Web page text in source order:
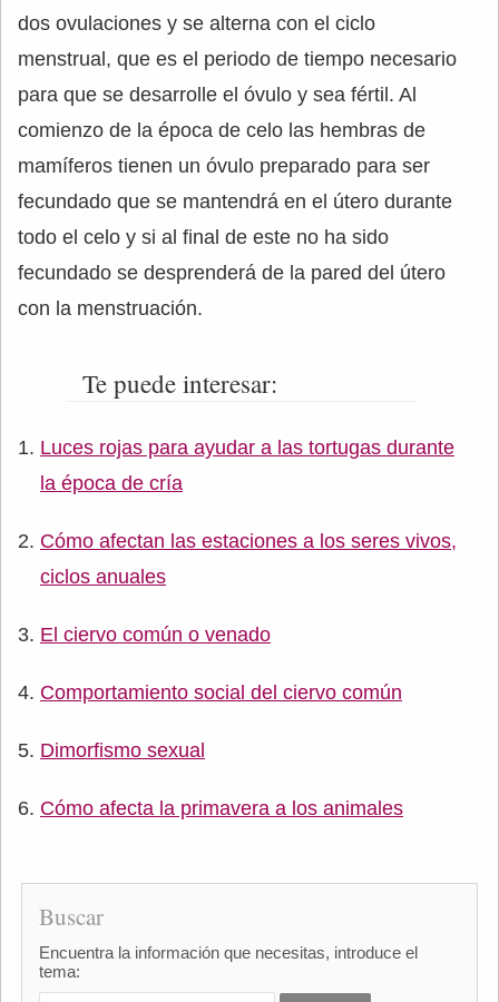
dos ovulaciones y se alterna con el ciclo
menstrual, que es el periodo de tiempo necesario
para que se desarrolle el óvulo y sea fértil. Al
comienzo de la época de celo las hembras de
mamíferos tienen un óvulo preparado para ser
fecundado que se mantendrá en el útero durante
todo el celo y si al final de este no ha sido
fecundado se desprenderá de la pared del útero
con la menstruación.
Te puede interesar:
Luces rojas para ayudar a las tortugas durante
la época de cría
Cómo afectan las estaciones a los seres vivos,
ciclos anuales
El ciervo común o venado
Comportamiento social del ciervo común
Dimorfismo sexual
Cómo afecta la primavera a los animales
Buscar
Encuentra la información que necesitas, introduce el
tema: